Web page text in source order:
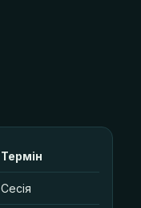
Термін
Сесія